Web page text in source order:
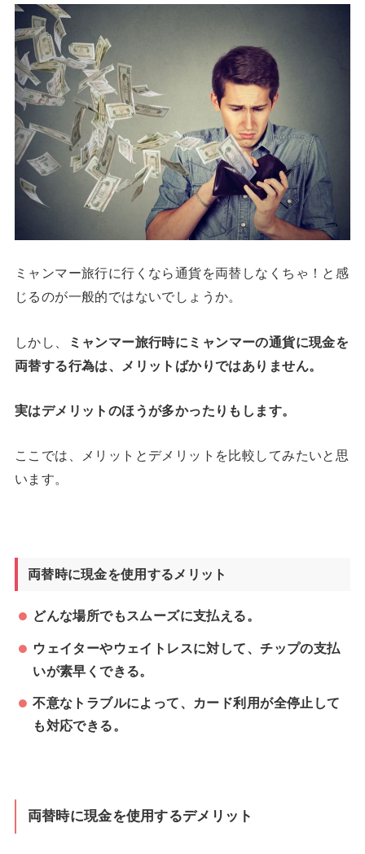
ミャンマー旅行に行くなら通貨を両替しなくちゃ！と感
じるのが一般的ではないでしょうか。
しかし、
ミャンマー旅行時にミャンマーの通貨に現金を
両替する行為は、メリットばかりではありません。
実はデメリットのほうが多かったりもします。
ここでは、メリットとデメリットを比較してみたいと思
います。
両替時に現金を使用するメリット
どんな場所でもスムーズに支払える。
ウェイターやウェイトレスに対して、チップの支払
いが素早くできる。
不意なトラブルによって、カード利用が全停止して
も対応できる。
両替時に現金を使用するデメリット